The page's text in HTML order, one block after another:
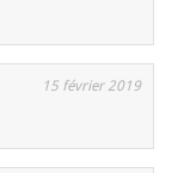
15 février 2019